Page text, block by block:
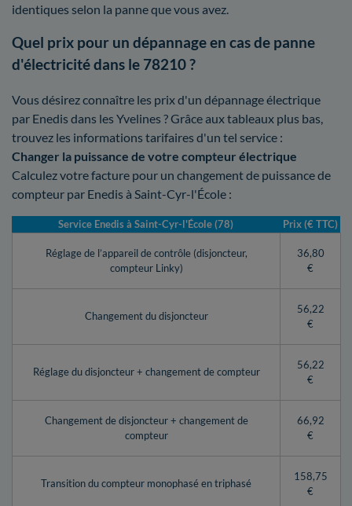
identiques selon la panne que vous avez.
Quel prix pour un dépannage en cas de panne
d'électricité dans le 78210 ?
Vous désirez connaître les prix d'un dépannage électrique
par Enedis dans les Yvelines ? Grâce aux tableaux plus bas,
trouvez les informations tarifaires d'un tel service :
Changer la puissance de votre compteur électrique
Calculez votre facture pour un changement de puissance de
compteur par Enedis à Saint-Cyr-l'École :
Service Enedis à Saint-Cyr-l'École (78) Prix (€ TTC)
Réglage de l’appareil de contrôle (disjoncteur,
compteur Linky)
36,80
€
Changement du disjoncteur
56,22
€
Réglage du disjoncteur + changement de compteur
56,22
€
Changement de disjoncteur + changement de
compteur
66,92
€
Transition du compteur monophasé en triphasé
158,75
€